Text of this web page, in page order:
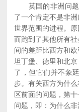
英国的非洲问题
了一个肯定不是非
世界范围的进程。
而跑到了其他所有
间的差距比西方和
坦丁堡、德里和北
了，但它们并不象
步。有关西方为什
区前面的问题，第
问题，即：为什么